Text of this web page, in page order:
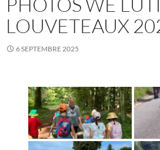
LOUVETEAUX
6 SEPTEMBRE 2025